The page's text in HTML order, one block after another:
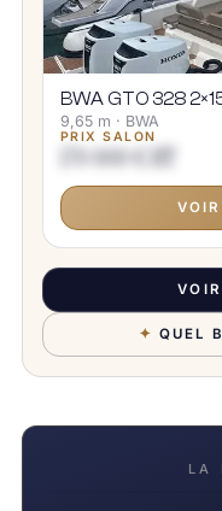
BWA GTO 328
9,65 m · BWA
PRIX SALON
170 000 € HT
✦ QUEL
LA